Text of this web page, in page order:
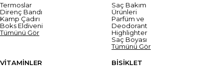
Termoslar
Direnç Bandı
Kamp Çadırı
Boks Eldiveni
Tümünü Gör
Saç Bakım
Ürünleri
Parfüm ve
Deodorant
Highlighter
Saç Boyası
Tümünü Gör
VİTAMİNLER
BİSİKLET